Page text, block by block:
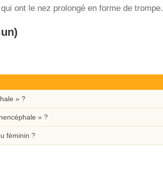
ont le nez prolongé en forme de trompe.
» ?
» ?
féminin ?